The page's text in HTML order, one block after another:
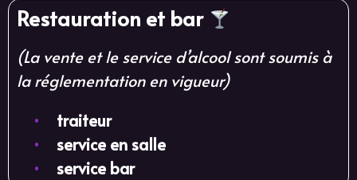
Restauration et bar
(La vente et le service d’alcool sont soumis à
la réglementation en vigueur)
•
traiteur
•
service en salle
•
service bar